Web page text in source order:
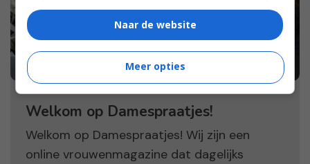
Welkom op Damespraatjes!
Welkom op Damespraatjes! Wij zijn een
online vrouwenmagazine dat dagelijks
Naar de website
Meer opties